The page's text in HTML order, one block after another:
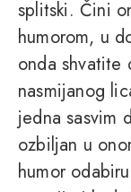
splitski. Čini
humorom, u
onda shvatite
nasmijanog
jedna sasvim
ozbiljan u
humor